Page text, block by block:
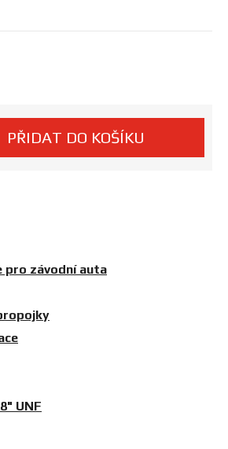
PŘIDAT DO KOŠÍKU
pro závodní auta
UNF